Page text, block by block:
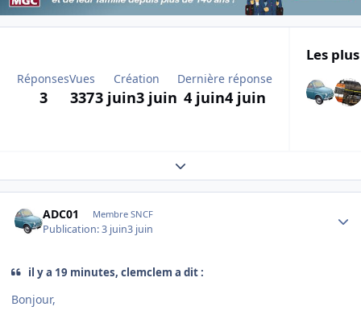
Réponses
3
Vues
337
Création
3 juin3 juin
Dernière réponse
4 juin4 juin
Les
Expand topic overview
ADC01 Membre SNCF
Publication:3 juin3 juin
il y a 19 minutes, clemclem a dit :
Bonjour,